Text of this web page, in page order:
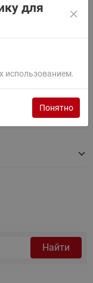
Все документы
Найти
для
использованием.
Понятно